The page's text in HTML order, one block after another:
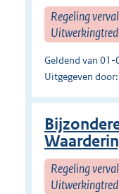
Regeling
Geldend van
Uitgegeven
Regeling